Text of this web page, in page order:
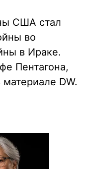
США стал
во
в Ираке.
Пентагона,
DW.